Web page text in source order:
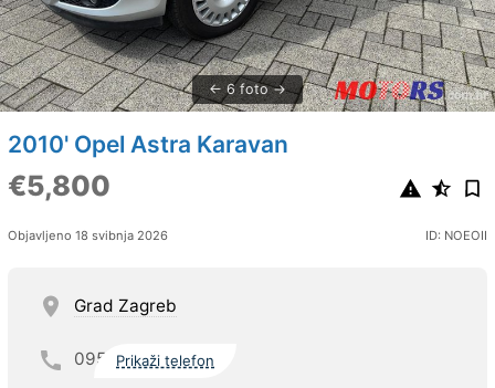
6 foto
2010' Opel Astra Karavan
€5,800
Objavljeno 18 svibnja 2026 ID: NOEOII
Grad Zagreb
095 Prikaži telefon